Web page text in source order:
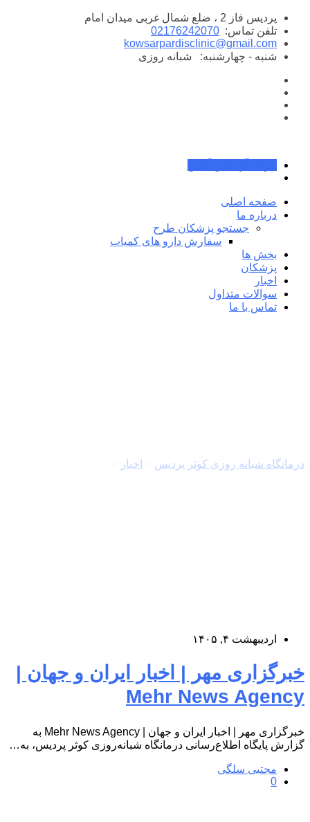
پرش
محتوا
پردیس فاز 2 ، ضلع شمال غربی میدان امام
تلفن تماس: 02176242070
kowsarpardisclinic@gmail.com
شنبه - چهارشنبه:
شبانه روزی
صفحه اصلی
درباره ما
جستجو پزشکان طرح
سفارش دارو های کمیاب
بخش ها
پزشکان
اخبار
سوالات متداول
تماس با ما
درمانگاه شبانه روزی کوثر پردیس اخبار
اردیبهشت ۴, ۱۴۰۵
خبرگزاری مهر | اخبار ایران و جهان |
Mehr News Agency
خبرگزاری مهر | اخبار ایران و جهان | Mehr News Agency به
گزارش پایگاه اطلاع‌رسانی درمانگاه شبانه‌روزی کوثر پردیس، به…
مجتبی سلگی
0